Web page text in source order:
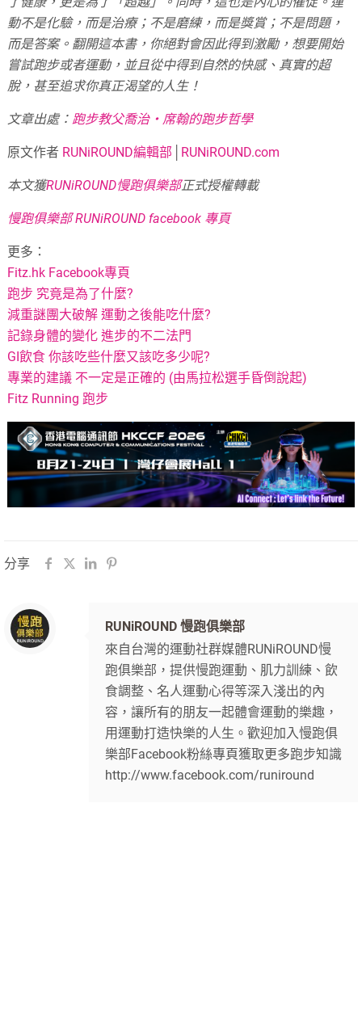
動不是化驗，而是治療；不是磨練，而是獎賞；不是問題，
而是答案。翻開這本書，你絕對會因此得到激勵，想要開始
嘗試跑步或者運動，並且從中得到自然的快感、真實的超
脫，甚至追求你真正渴望的人生！
文章出處：跑步教父喬治‧席翰的跑步哲學
原文作者 RUNiROUND編輯部 RUNiROUND.com
本文獲RUNiROUND慢跑俱樂部正式授權轉載
慢跑俱樂部 RUNiROUND facebook 專頁
更多：
Fitz.hk Facebook專頁
跑步 究竟是為了什麼?
減重謎團大破解 運動之後能吃什麼?
記錄身體的變化 進步的不二法門
GI飲食 你該吃些什麼又該吃多少呢?
專業的建議 不一定是正確的 (由馬拉松選手昏倒說起)
Fitz Running 跑步
分享
RUNiROUND 慢跑俱樂部
來自台灣的運動社群媒體RUNiROUND慢
跑俱樂部，提供慢跑運動、肌力訓練、飲
食調整、名人運動心得等深入淺出的內
容，讓所有的朋友一起體會運動的樂趣，
用運動打造快樂的人生。歡迎加入慢跑俱
樂部Facebook粉絲專頁獲取更多跑步知識
http://www.facebook.com/runiround